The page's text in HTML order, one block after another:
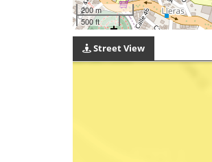
200 m
500 ft
Street View